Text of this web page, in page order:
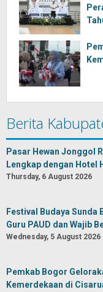
Berita
Pasar Hewan Jonggol
Lengkap dengan Hotel
Thursday, 6 August 2026
Festival Budaya
Guru PAUD dan Wajib
Wednesday, 5 August 2026
Pemkab Bogor
Kemerdekaan di